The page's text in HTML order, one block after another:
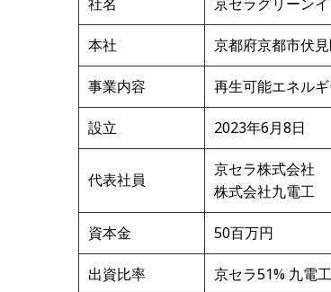
本社 京都府京都市伏
事業内容 再生可能エネル
設立 2023年6月8日
代表社員
京セラ株式会社
株式会社九電工
資本金 50百万円
出資比率 京セラ51% 九電